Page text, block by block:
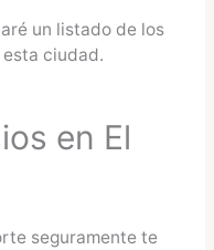
un listado de los
esta ciudad.
en El
seguramente te